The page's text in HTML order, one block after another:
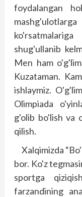
foydalangan
shug'ullanib
Men ham
Kuzataman.
ishlaymiz.
Olimpiada
g'olib bo'lish va
qilish.
Xalqimizda
bor. Ko'z
sportga
farzandining